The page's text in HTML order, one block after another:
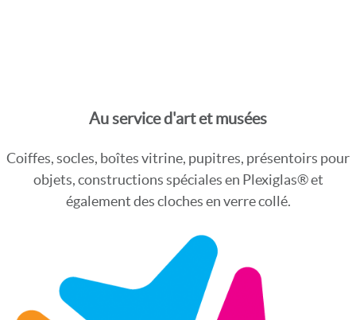
Au service d'art et musées
Coiffes, socles, boîtes vitrine, pupitres, présentoirs pour
objets, constructions spéciales en Plexiglas® et
également des cloches en verre collé.